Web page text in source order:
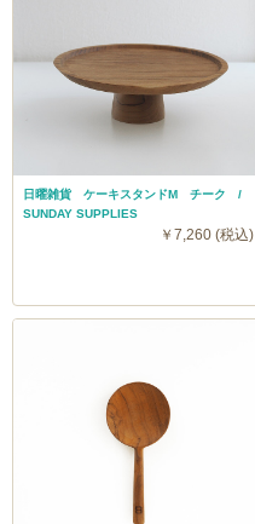
日曜雑貨 ケーキスタンドM チーク /
SUNDAY SUPPLIES
￥7,260 (税込)